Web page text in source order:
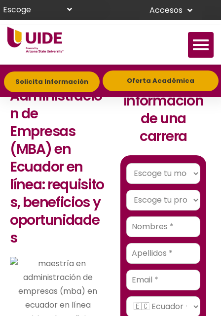
Escoge Accesos
Solicita Información Oferta Académica
Maestría en
Administració
n de
Empresas
(MBA) en
Ecuador en
línea: requisito
s, beneficios y
oportunidade
s
Solicita
información
de una
carrera
Email